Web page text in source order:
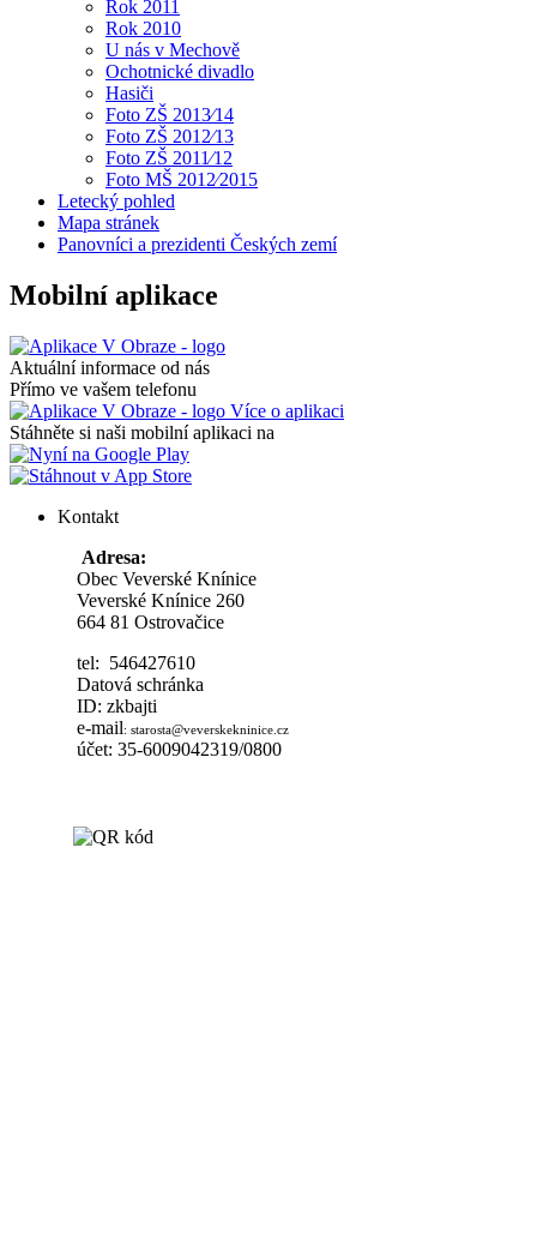
Rok 2011
Rok 2010
U nás v Mechově
Ochotnické divadlo
Hasiči
Foto ZŠ 2013⁄14
Foto ZŠ 2012⁄13
Foto ZŠ 2011⁄12
Foto MŠ 2012⁄2015
Letecký pohled
Mapa stránek
Panovníci a prezidenti Českých zemí
Mobilní aplikace
Aktuální informace od nás
Přímo ve vašem telefonu
Více o aplikaci
Stáhněte si naši mobilní aplikaci na
Kontakt
Adresa:
Obec Veverské Knínice
Veverské Knínice 260
664 81 Ostrovačice
tel: 546427610
Datová schránka
ID: zkbajti
e-mail: starosta@veverskekninice.cz
účet: 35-6009042319/0800